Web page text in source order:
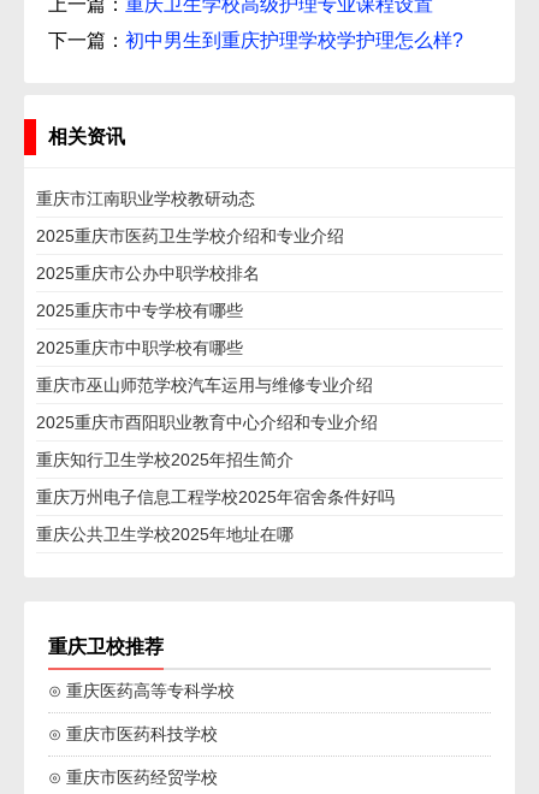
上一篇： 重庆卫生学校高级护理专业课程设置
下一篇： 初中男生到重庆护理学校学护理怎么样?
相关资讯
重庆市江南职业学校教研动态
2025重庆市医药卫生学校介绍和专业介绍
2025重庆市公办中职学校排名
2025重庆市中专学校有哪些
2025重庆市中职学校有哪些
重庆市巫山师范学校汽车运用与维修专业介绍
2025重庆市酉阳职业教育中心介绍和专业介绍
重庆知行卫生学校2025年招生简介
重庆万州电子信息工程学校2025年宿舍条件好吗
重庆公共卫生学校2025年地址在哪
重庆卫校推荐
⊙ 重庆医药高等专科学校
⊙ 重庆市医药科技学校
⊙ 重庆市医药经贸学校